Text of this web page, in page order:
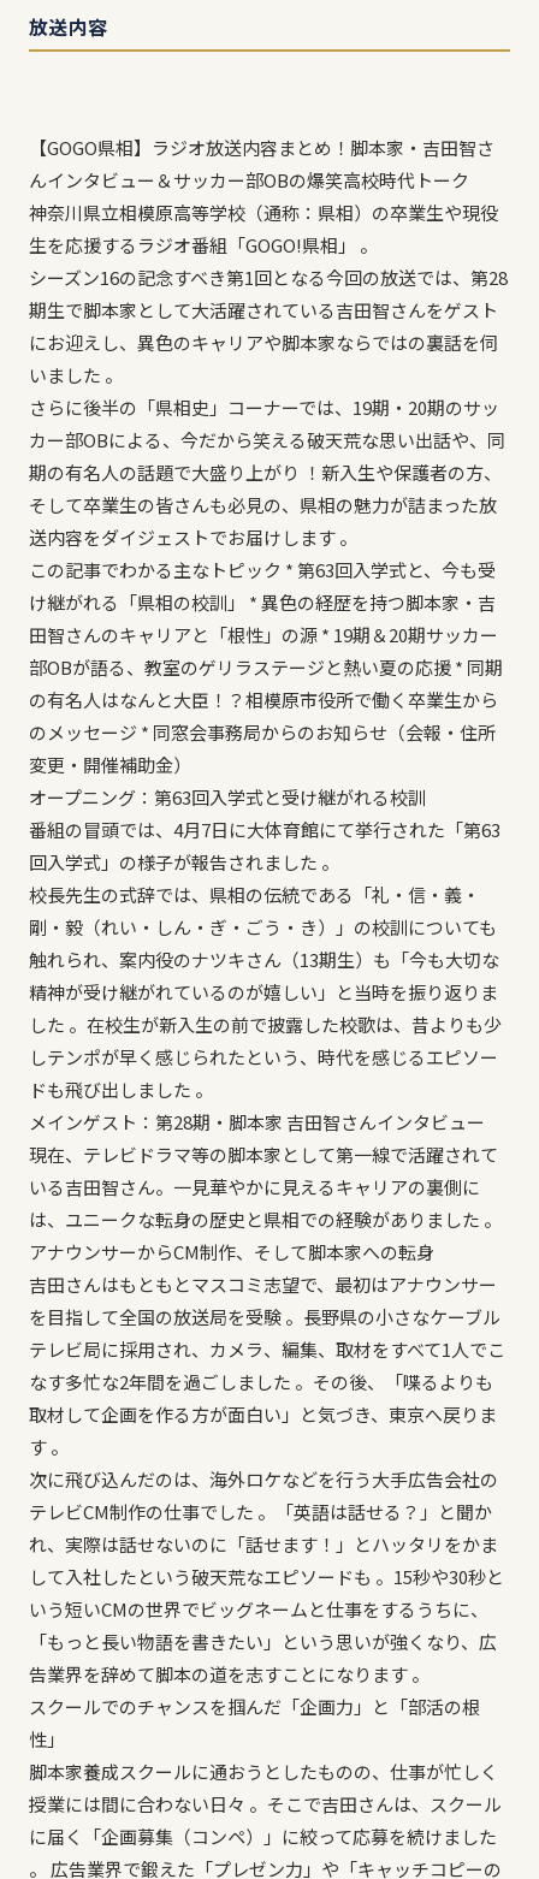
放送内容
【GOGO県相】ラジオ放送内容まとめ！脚本家・吉田智さ
んインタビュー＆サッカー部OBの爆笑高校時代トーク
神奈川県立相模原高等学校（通称：県相）の卒業生や現役
生を応援するラジオ番組「GOGO!県相」 。
シーズン16の記念すべき第1回となる今回の放送では、第28
期生で脚本家として大活躍されている吉田智さんをゲスト
にお迎えし、異色のキャリアや脚本家ならではの裏話を伺
いました 。
さらに後半の「県相史」コーナーでは、19期・20期のサッ
カー部OBによる、今だから笑える破天荒な思い出話や、同
期の有名人の話題で大盛り上がり ！新入生や保護者の方、
そして卒業生の皆さんも必見の、県相の魅力が詰まった放
送内容をダイジェストでお届けします 。
この記事でわかる主なトピック * 第63回入学式と、今も受
け継がれる「県相の校訓」 * 異色の経歴を持つ脚本家・吉
田智さんのキャリアと「根性」の源 * 19期＆20期サッカー
部OBが語る、教室のゲリラステージと熱い夏の応援 * 同期
の有名人はなんと大臣！？相模原市役所で働く卒業生から
のメッセージ * 同窓会事務局からのお知らせ（会報・住所
変更・開催補助金）
オープニング：第63回入学式と受け継がれる校訓
番組の冒頭では、4月7日に大体育館にて挙行された「第63
回入学式」の様子が報告されました 。
校長先生の式辞では、県相の伝統である「礼・信・義・
剛・毅（れい・しん・ぎ・ごう・き）」の校訓についても
触れられ、案内役のナツキさん（13期生）も「今も大切な
精神が受け継がれているのが嬉しい」と当時を振り返りま
した 。在校生が新入生の前で披露した校歌は、昔よりも少
しテンポが早く感じられたという、時代を感じるエピソー
ドも飛び出しました 。
メインゲスト：第28期・脚本家 吉田智さんインタビュー
現在、テレビドラマ等の脚本家として第一線で活躍されて
いる吉田智さん。一見華やかに見えるキャリアの裏側に
は、ユニークな転身の歴史と県相での経験がありました 。
アナウンサーからCM制作、そして脚本家への転身
吉田さんはもともとマスコミ志望で、最初はアナウンサー
を目指して全国の放送局を受験 。長野県の小さなケーブル
テレビ局に採用され、カメラ、編集、取材をすべて1人でこ
なす多忙な2年間を過ごしました 。その後、「喋るよりも
取材して企画を作る方が面白い」と気づき、東京へ戻りま
す 。
次に飛び込んだのは、海外ロケなどを行う大手広告会社の
テレビCM制作の仕事でした 。「英語は話せる？」と聞か
れ、実際は話せないのに「話せます！」とハッタリをかま
して入社したという破天荒なエピソードも 。15秒や30秒と
いう短いCMの世界でビッグネームと仕事をするうちに、
「もっと長い物語を書きたい」という思いが強くなり、広
告業界を辞めて脚本の道を志すことになります 。
スクールでのチャンスを掴んだ「企画力」と「部活の根
性」
脚本家養成スクールに通おうとしたものの、仕事が忙しく
授業には間に合わない日々 。そこで吉田さんは、スクール
に届く「企画募集（コンペ）」に絞って応募を続けました
。 広告業界で鍛えた「プレゼン力」や「キャッチコピーの